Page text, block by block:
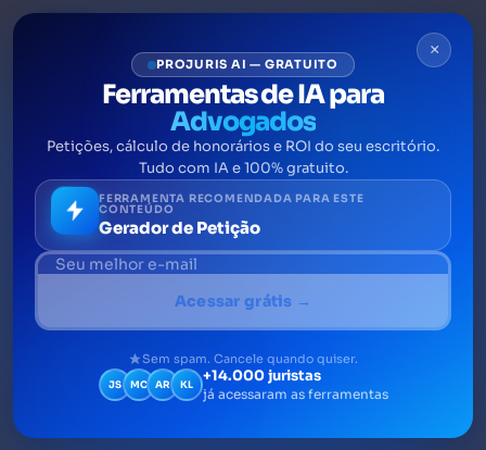
O que é o risco Brasil?
O risco Brasil ou o risco país é um indicador
que orienta investidores estrangeiros para
negociar ou não no Brasil, de acordo com o
ambiente financeiro ou com sua capacidade
pagamentos de sua dúvida.
×
PROJURIS AI — GRATUITO
Ferramentas de IA para
Advogados
Petições, cálculo de honorários e ROI do seu escritório.
Tudo com IA e 100% gratuito.
FERRAMENTA RECOMENDADA PARA ESTE
CONTEÚDO
Gerador de Petição
Acessar grátis →
Sem spam. Cancele quando quiser.
JS MC AR KL +14.000 juristas
já acessaram as ferramentas